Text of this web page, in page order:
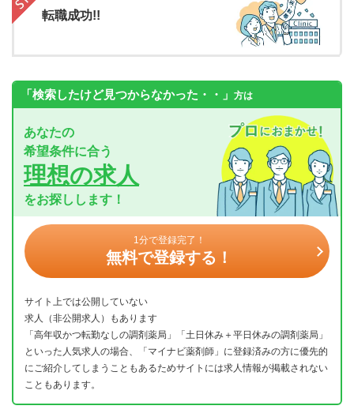
転職成功!!
「検索したけど見つからなかった・・」 方は
あなたの
希望条件に合う
理想の求人
をお探しします！
1分で登録完了！
無料で登録する！
サイト上では公開していない
求人（非公開求人）もあります
「高年収かつ転勤なしの調剤薬局」「土日休み＋平日休みの調剤薬局」
といった人気求人の場合、「マイナビ薬剤師」に登録済みの方に優先的
にご紹介してしまうこともあるためサイトには求人情報が掲載されない
こともあります。